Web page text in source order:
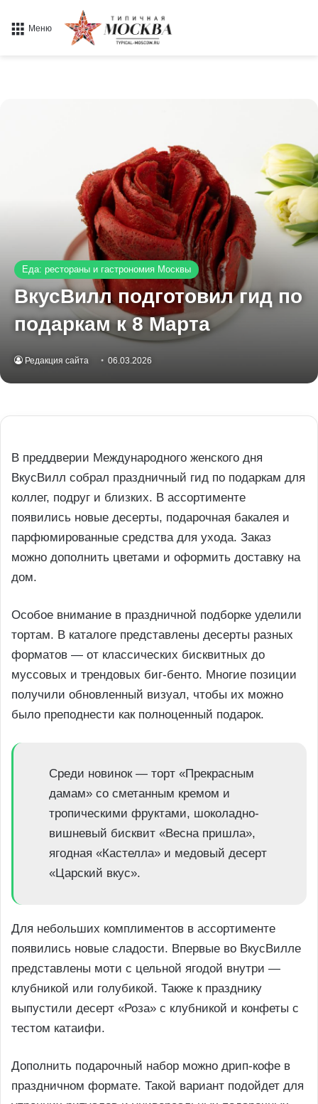
Меню
Еда: рестораны и гастрономия Москвы
ВкусВилл подготовил гид по
подаркам к 8 Марта
Редакция сайта 06.03.2026
В преддверии Международного женского дня
ВкусВилл собрал праздничный гид по подаркам для
коллег, подруг и близких. В ассортименте
появились новые десерты, подарочная бакалея и
парфюмированные средства для ухода. Заказ
можно дополнить цветами и оформить доставку на
дом.
Особое внимание в праздничной подборке уделили
тортам. В каталоге представлены десерты разных
форматов — от классических бисквитных до
муссовых и трендовых биг-бенто. Многие позиции
получили обновленный визуал, чтобы их можно
было преподнести как полноценный подарок.
Среди новинок — торт «Прекрасным
дамам» со сметанным кремом и
тропическими фруктами, шоколадно-
вишневый бисквит «Весна пришла»,
ягодная «Кастелла» и медовый десерт
«Царский вкус».
Для небольших комплиментов в ассортименте
появились новые сладости. Впервые во ВкусВилле
представлены моти с цельной ягодой внутри —
клубникой или голубикой. Также к празднику
выпустили десерт «Роза» с клубникой и конфеты с
тестом катаифи.
Дополнить подарочный набор можно дрип-кофе в
праздничном формате. Такой вариант подойдет для